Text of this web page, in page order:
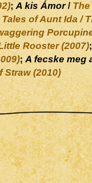
; A kis Ámor/
Tales of Aunt Ida /
Rooster (2007)
;A fecske meg
Straw (2010)